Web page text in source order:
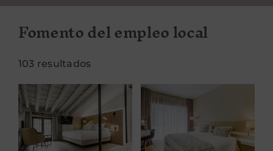
REGALA RURALKA
HAZ TU RESERVA
ALOJAMIENTOS RURALES
QUIERO SER HOTEL RURALKA
Fomento del empleo local
103 resultados
ABBI Suites,
Suites & Spa
Alva Valley
Hotel